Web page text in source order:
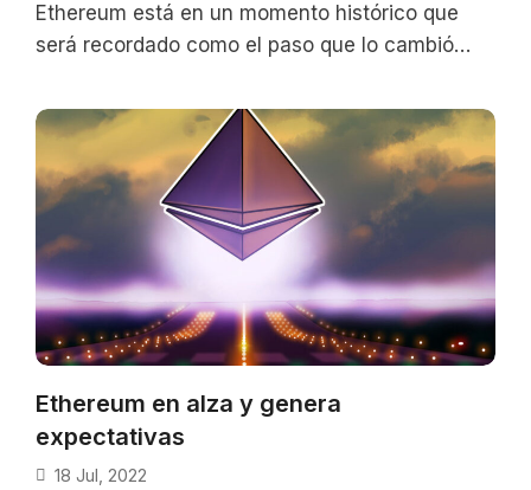
Ethereum está en un momento histórico que
será recordado como el paso que lo cambió
Ethereum en alza y genera
expectativas
18 Jul, 2022